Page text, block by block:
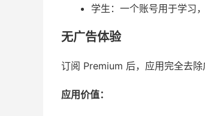
学生：一个账号用于学习
无广告体验
订阅 Premium 后，应用完全去除
应用价值：